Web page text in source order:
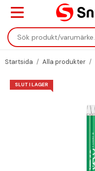
Startsida / Alla produkter /
SLUT I LAGER